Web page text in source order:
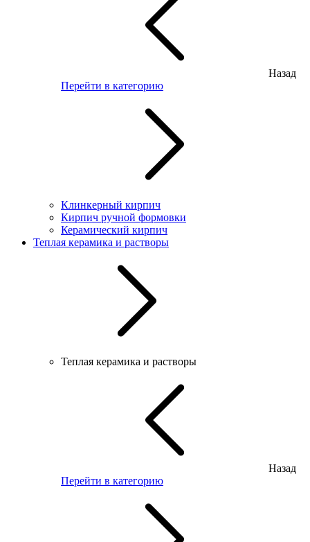
Назад
Перейти в категорию
Клинкерный кирпич
Кирпич ручной формовки
Керамический кирпич
Теплая керамика и растворы
Теплая керамика и растворы
Назад
Перейти в категорию